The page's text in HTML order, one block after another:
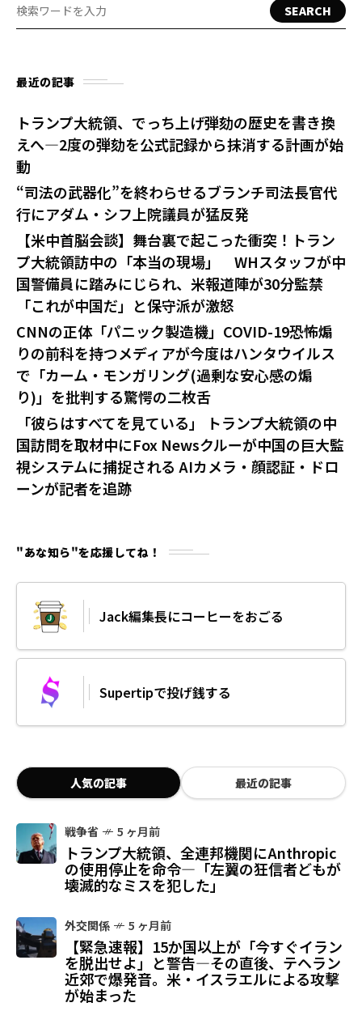
SEARCH
最近の記事
トランプ大統領、でっち上げ弾劾の歴史を書き換
えへ—2度の弾劾を公式記録から抹消する計画が始
動
“司法の武器化”を終わらせるブランチ司法長官代
行にアダム・シフ上院議員が猛反発
【米中首脳会談】舞台裏で起こった衝突！トラン
プ大統領訪中の「本当の現場」 WHスタッフが中
国警備員に踏みにじられ、米報道陣が30分監禁
「これが中国だ」と保守派が激怒
CNNの正体「パニック製造機」COVID-19恐怖煽
りの前科を持つメディアが今度はハンタウイルス
で「カーム・モンガリング(過剰な安心感の煽
り)」を批判する驚愕の二枚舌
「彼らはすべてを見ている」 トランプ大統領の中
国訪問を取材中にFox Newsクルーが中国の巨大監
視システムに捕捉される AIカメラ・顔認証・ドロ
ーンが記者を追跡
"あな知ら"を応援してね！
Jack編集長にコーヒーをおごる
Supertipで投げ銭する
人気の記事 最近の記事
戦争省 5 ヶ月前
トランプ大統領、全連邦機関にAnthropic
の使用停止を命令—「左翼の狂信者どもが
壊滅的なミスを犯した」
外交関係 5 ヶ月前
【緊急速報】15か国以上が「今すぐイラン
を脱出せよ」と警告—その直後、テヘラン
近郊で爆発音。米・イスラエルによる攻撃
が始まった